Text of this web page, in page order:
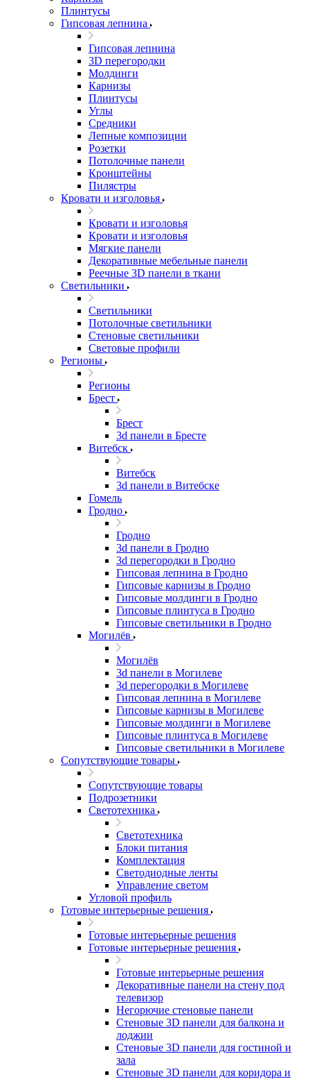
Плинтусы
Гипсовая лепнина
Гипсовая лепнина
3D перегородки
Молдинги
Карнизы
Плинтусы
Углы
Средники
Лепные композиции
Розетки
Потолочные панели
Кронштейны
Пилястры
Кровати и изголовья
Кровати и изголовья
Кровати и изголовья
Мягкие панели
Декоративные мебельные панели
Реечные 3D панели в ткани
Светильники
Светильники
Потолочные светильники
Стеновые светильники
Световые профили
Регионы
Регионы
Брест
Брест
3d панели в Бресте
Витебск
Витебск
3d панели в Витебске
Гомель
Гродно
Гродно
3d панели в Гродно
3d перегородки в Гродно
Гипсовая лепнина в Гродно
Гипсовые карнизы в Гродно
Гипсовые молдинги в Гродно
Гипсовые плинтуса в Гродно
Гипсовые светильники в Гродно
Могилёв
Могилёв
3d панели в Могилеве
3d перегородки в Могилеве
Гипсовая лепнина в Могилеве
Гипсовые карнизы в Могилеве
Гипсовые молдинги в Могилеве
Гипсовые плинтуса в Могилеве
Гипсовые светильники в Могилеве
Сопутствующие товары
Сопутствующие товары
Подрозетники
Светотехника
Светотехника
Блоки питания
Комплектация
Светодиодные ленты
Управление светом
Угловой профиль
Готовые интерьерные решения
Готовые интерьерные решения
Готовые интерьерные решения
Готовые интерьерные решения
Декоративные панели на стену под
телевизор
Негорючие стеновые панели
Стеновые 3D панели для балкона и
лоджии
Стеновые 3D панели для гостиной и
зала
Стеновые 3D панели для коридора и